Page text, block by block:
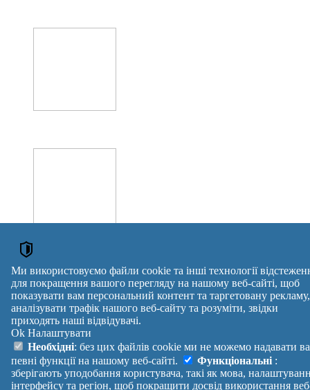
ОГОЛОШЕННЯ
Знижка 20% або 45% на навчання акція 1=2 професії
Мікрокреди онлайн
Аксесуари та запчастини до пневматичних інструментів
Бу шина 18.00R25 GoodYear на малыша Белаз
Оголошення →
reklama
Ми використовуємо файли cookie та інші технології
для покращення вашого перегляду на нашому веб-сайті, щоб
показувати вам персональний контент та таргетовану рекламу,
аналізувати трафік нашого веб-сайту та розуміти, звідки
приходять наші відвідувачі.
Ok Налаштувати
Необхідні: без цих файлів cookie ми не можемо надавати
певні функції на нашому веб-сайті.
Функціональні :
зберігають уподобання користувача, такі як мова,
інтерфейсу та регіон, щоб покращити досвід використання